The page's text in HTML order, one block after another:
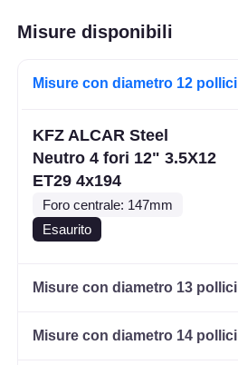
Misure disponibili
Misure con diametro 12 pollici
KFZ ALCAR Steel
Neutro 4 fori 12" 3.5X12
ET29 4x194
Foro centrale: 147mm
Esaurito
Misure con diametro 13 pollici
Misure con diametro 14 pollici